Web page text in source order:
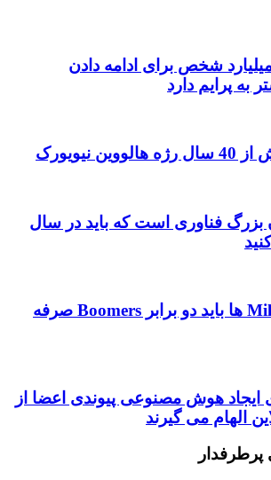
143 میلیارد شخص برای ادامه دادن
به پرایم دارد
نیویورک
بزرگ فناوری است که باید در سال
چرا Millennials ها باید دو برابر Boomers صرفه
ایجاد هوش مصنوعی پیوندی اعضا از
الهام می گیرند